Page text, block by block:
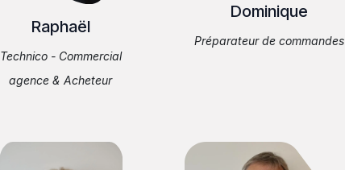
Dominique
Préparateur de commandes
Raphaël
Technico - Commercial
agence & Acheteur